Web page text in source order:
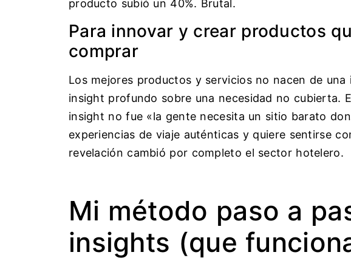
producto subió un 40%. Brutal.
Para innovar y crear productos
comprar
Los mejores productos y servicios no nacen de
insight profundo sobre una necesidad no cubierta.
insight no fue «la gente necesita un sitio barato
experiencias de viaje auténticas y quiere sentirse
revelación cambió por completo el sector hotelero.
Mi método paso a
insights (que